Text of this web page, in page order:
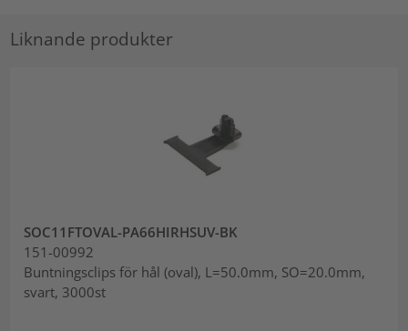
Liknande produkter
SOC11FTOVAL-PA66HIRHSUV-BK
151-00992
Buntningsclips för hål (oval), L=50.0mm, SO=20.0mm,
svart, 3000st